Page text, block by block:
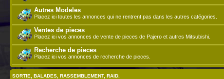
Autres Modeles
Placez ici toutes les annonces qui ne rentrent pas dans les autres catégories.
Ventes de pieces
Placez ici vos annonces de vente de pieces de Pajero et autres Mitsubishi.
Recherche de pieces
Placez ici vos annonces de recherche de pieces.
SORTIE, BALADES, RASSEMBLEMENT, RAID.